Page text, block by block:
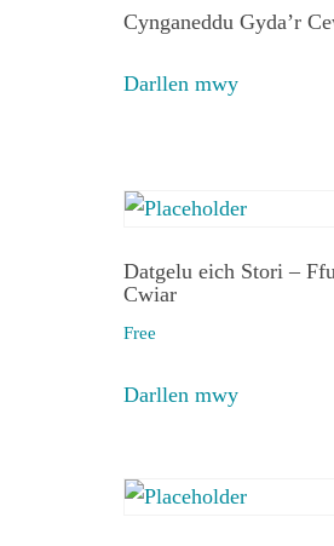
Cynganeddu Gyda’r
Darllen mwy
Datgelu eich Stori –
Cwiar
Free
Darllen mwy